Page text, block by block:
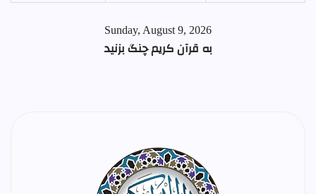
Sunday, August 9, 2026
به قرآن کریم چنگ بزنید